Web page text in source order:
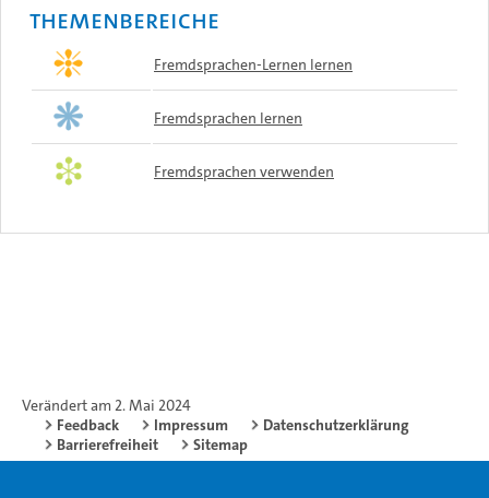
Themenbereiche
Fremdsprachen-Lernen lernen
Fremdsprachen lernen
Fremdsprachen verwenden
Verändert am 2. Mai 2024
Feedback
Impressum
Datenschutzerklärung
Barrierefreiheit
Sitemap